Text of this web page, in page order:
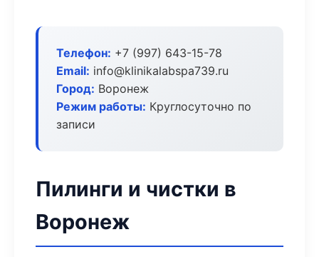
Телефон: +7 (997) 643-15-78
Email: info@klinikalabspa739.ru
Город: Воронеж
Режим работы: Круглосуточно по
записи
Пилинги и чистки в
Воронеж